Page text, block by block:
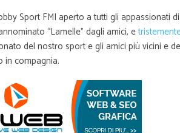
Sport FMI aperto a tutti gli appassionati di
“Lamelle” dagli amici, e
del nostro sport e gli amici più vicini e
in compagnia.